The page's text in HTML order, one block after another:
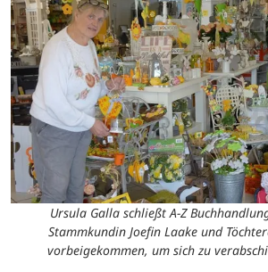
Ursula Galla schließt A-Z
Stammkundin Joefin Laake und
vorbeigekommen, um sich zu